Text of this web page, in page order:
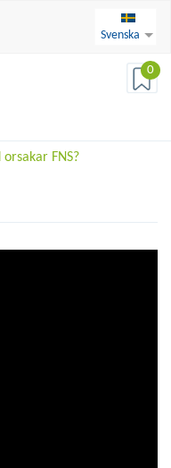
Svenska
0
orsakar FNS?